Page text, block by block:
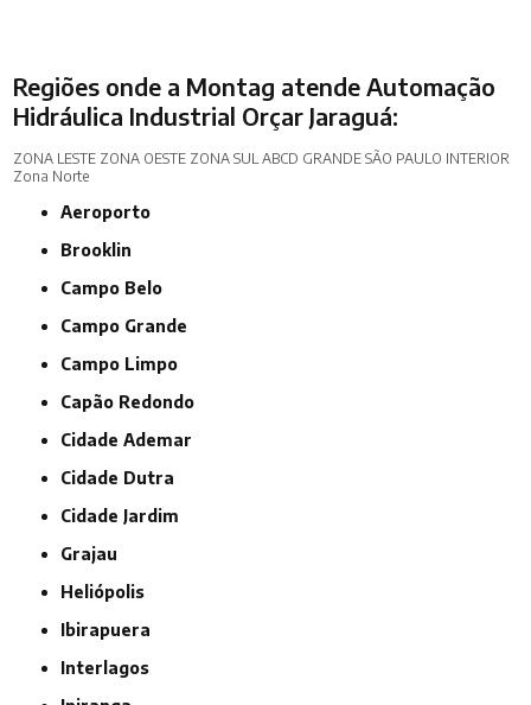
Regiões onde a Montag atende Automação
Hidráulica Industrial Orçar Jaraguá:
ZONA LESTE ZONA OESTE ZONA SUL ABCD GRANDE SÃO PAULO INTERIOR
Zona Norte
Aeroporto
Brooklin
Campo Belo
Campo Grande
Campo Limpo
Capão Redondo
Cidade Ademar
Cidade Dutra
Cidade Jardim
Grajau
Heliópolis
Ibirapuera
Interlagos